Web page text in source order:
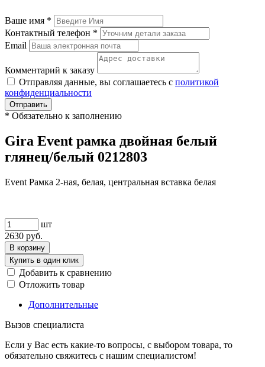
Ваше имя *
Контактный телефон *
Email
Комментарий к заказу
Отправляя данные, вы соглашаетесь с политикой
конфиденциальности
Отправить
* Обязательно к заполнению
Gira Event рамка двойная белый
глянец/белый 0212803
Event Рамка 2-ная, белая, центральная вставка белая
шт
2630 руб.
В корзину
Купить в один клик
Добавить к сравнению
Отложить товар
Дополнительные
Вызов специалиста
Если у Вас есть какие-то вопросы, с выбором товара, то
обязательно свяжитесь с нашим специалистом!